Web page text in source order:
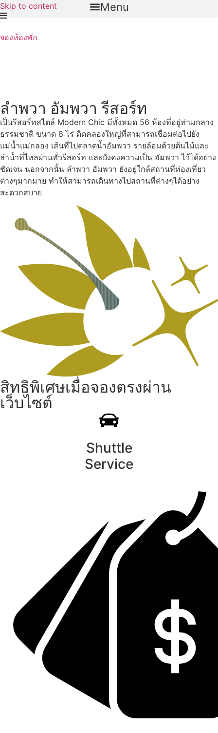
Skip to content
จองห้องพัก
Menu
ลำพวา อัมพวา รีสอร์ท
เป็นรีสอร์ทสไตล์ Modern Chic มีทั้งหมด 56 ห้องที่อยู่ท่ามกลาง
ธรรมชาติ ขนาด 8 ไร่ ติดคลองใหญ่ที่สามารถเชื่อมต่อไปยัง
แม่น้ำแม่กลอง เส้นที่ไปตลาดน้ำอัมพวา รายล้อมด้วยต้นไม้และ
ลำน้ำที่ไหลผ่านทั่วรีสอร์ท และยังคงความเป็น อัมพวา ไว้ได้อย่าง
ชัดเจน นอกจากนั้น ลำพวา อัมพวา ยังอยู่ใกล้สถานที่ท่องเที่ยว
ต่างๆมากมาย ทำให้สามารถเดินทางไปสถานที่ต่างๆได้อย่าง
สะดวกสบาย
สิทธิพิเศษเมื่อจองตรงผ่าน
เว็บไซต์
Shuttle
Service